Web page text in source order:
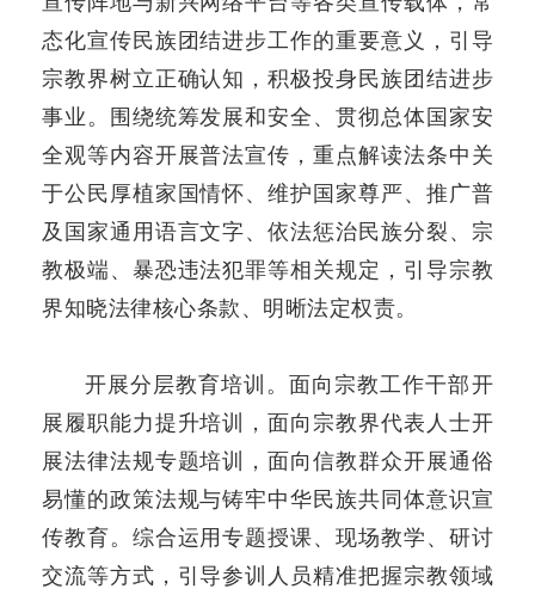
态化宣传民族团结进步工作的重要意义，引导
宗教界树立正确认知，积极投身民族团结进步
事业。围绕统筹发展和安全、贯彻总体国家安
全观等内容开展普法宣传，重点解读法条中关
于公民厚植家国情怀、维护国家尊严、推广普
及国家通用语言文字、依法惩治民族分裂、宗
教极端、暴恐违法犯罪等相关规定，引导宗教
界知晓法律核心条款、明晰法定权责。
开展分层教育培训。面向宗教工作干部开
展履职能力提升培训，面向宗教界代表人士开
展法律法规专题培训，面向信教群众开展通俗
易懂的政策法规与铸牢中华民族共同体意识宣
传教育。综合运用专题授课、现场教学、研讨
交流等方式，引导参训人员精准把握宗教领域